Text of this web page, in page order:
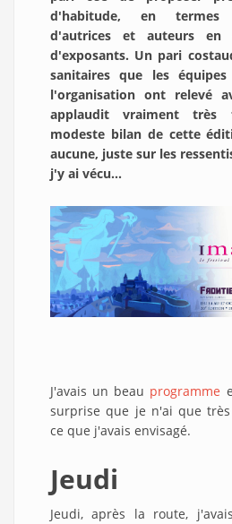
d'habitude, en termes
d'autrices et auteurs en
d'exposants. Un pari
sanitaires que les
l'organisation ont relevé
applaudit vraiment très
modeste bilan de cette
aucune, juste sur les
j'y ai vécu...
J'avais un beau programme
surprise que je n'ai que
ce que j'avais envisagé.
Jeudi
Jeudi, après la route,